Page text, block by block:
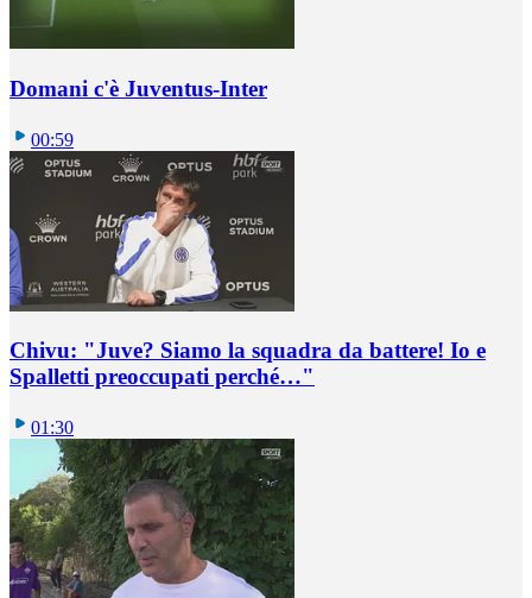
Domani c'è Juventus-Inter
00:59
Chivu: "Juve? Siamo la squadra da battere! Io e
Spalletti preoccupati perché…"
01:30